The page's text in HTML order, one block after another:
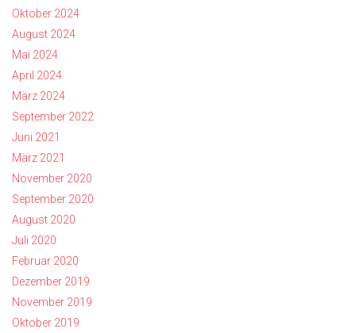
Oktober 2024
August 2024
Mai 2024
April 2024
März 2024
September 2022
Juni 2021
März 2021
November 2020
September 2020
August 2020
Juli 2020
Februar 2020
Dezember 2019
November 2019
Oktober 2019